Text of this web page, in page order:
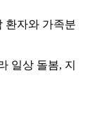
환자와 가족분
일상 돌봄, 지